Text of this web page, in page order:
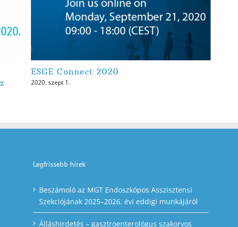
ESGE Connect 2020
2020. szept 1.
Legfrissebb hírek
Beszámoló az MGT Endoszkópos Asszisztensi
Szekciójának 2025–2026. évi eddigi munkájáról
Álláshirdetés – gasztroenterológus szakorvos